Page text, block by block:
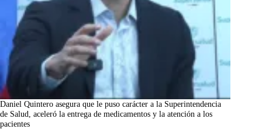
Daniel Quintero asegura que le puso carácter a la Superintendencia
de Salud, aceleró la entrega de medicamentos y la atención a los
pacientes